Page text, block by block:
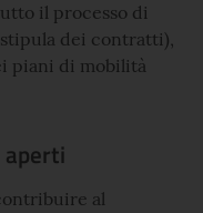
il processo di
dei contratti),
piani di mobilità
aperti
al